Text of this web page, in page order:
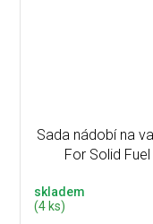
Sada nádobí na
For Solid
skladem
(4 ks)